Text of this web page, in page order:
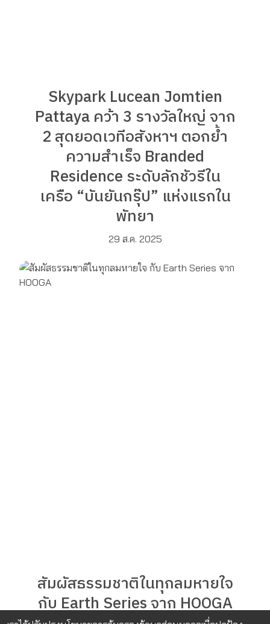
Skypark Lucean Jomtien
Pattaya คว้า 3 รางวัลใหญ่ จาก
2 สุดยอดเวทีอสังหาฯ ตอกย้ำ
ความสำเร็จ Branded
Residence ระดับลักชัวรีใน
เครือ “บันยันกรุ๊ป” แห่งแรกใน
พัทยา
29 ส.ค. 2025
สัมผัสธรรมชาติในทุกลมหายใจ
กับ Earth Series จาก HOOGA